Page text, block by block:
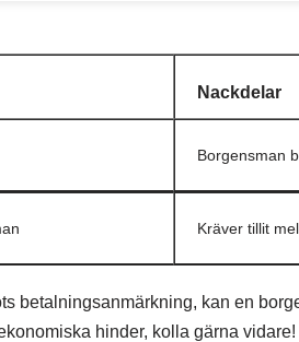
Nackdelar
Borgensman
Kräver tillit
betalningsanmärkning, kan en
hinder, kolla gärna vidare!